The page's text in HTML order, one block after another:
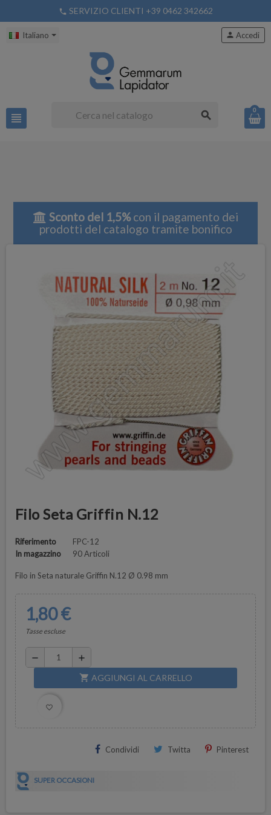
phone SERVIZIO CLIENTI +39 0462 342662
Italiano
view_headline search
person Accedi
0
Sconto del 1,5%con il pagamento dei
prodotti del catalogo tramite bonifico
Filo Seta Griffin N.12
Riferimento
FPC-12
In magazzino
90 Articoli
Filo in Seta naturale Griffin N.12 Ø 0.98 mm
1,80 €
Tasse escluse
remove add
shopping_cart AGGIUNGI AL CARRELLO
favorite_border
Condividi Twitta Pinterest
SUPER OCCASIONI